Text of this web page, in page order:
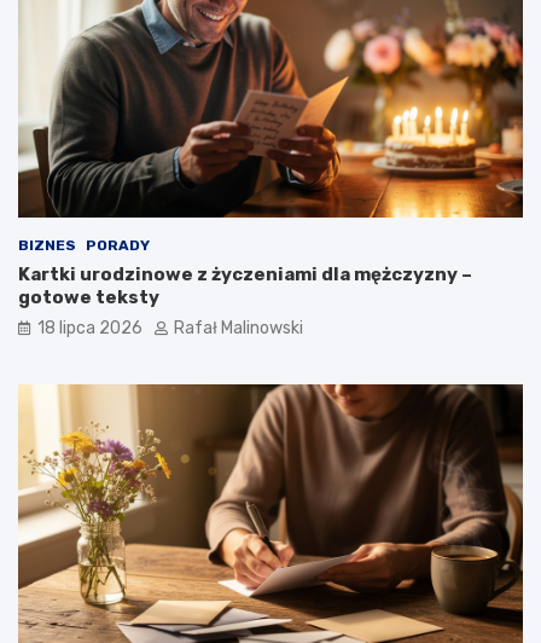
BIZNES PORADY
Kartki urodzinowe z życzeniami dla mężczyzny –
gotowe teksty
18 lipca 2026 Rafał Malinowski